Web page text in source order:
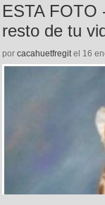
ESTA FOTO
resto de tu
por cacahuetfregitel 16